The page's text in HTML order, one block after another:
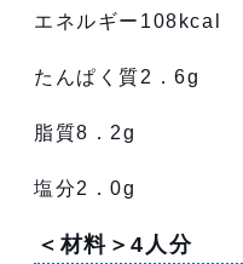
エネルギー108kcal
たんぱく質2．6g
脂質8．2g
塩分2．0g
＜材料＞4人分